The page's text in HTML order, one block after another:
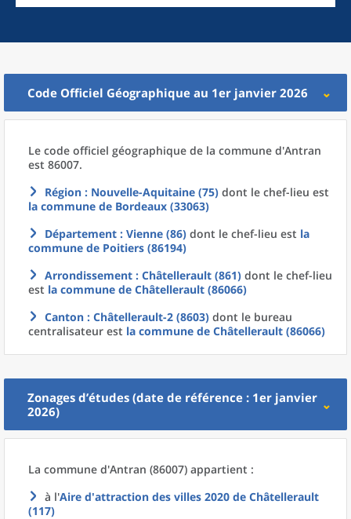
Code Officiel Géographique au 1er janvier 2026
Le code officiel géographique de la commune d'Antran
est 86007.
Région : Nouvelle-Aquitaine (75) dont le chef-lieu est
la commune de Bordeaux (33063)
Département : Vienne (86) dont le chef-lieu est la
commune de Poitiers (86194)
Arrondissement : Châtellerault (861) dont le chef-lieu
est la commune de Châtellerault (86066)
Canton : Châtellerault-2 (8603) dont le bureau
centralisateur est la commune de Châtellerault (86066)
Zonages d’études (date de référence : 1er janvier
2026)
La commune d'Antran (86007) appartient :
à l'Aire d'attraction des villes 2020 de Châtellerault
(117)